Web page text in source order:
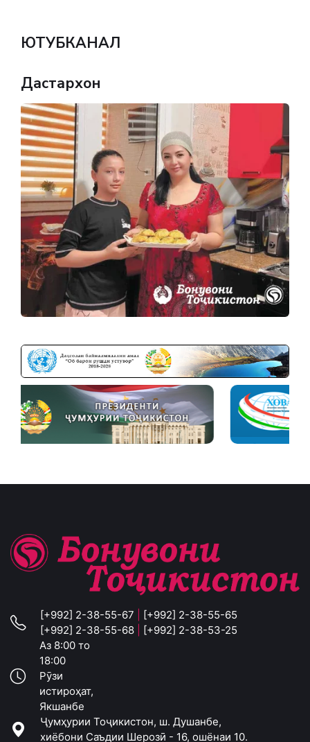
ЮТУБКАНАЛ
Дастархон
[+992] 2-38-55-67
[+992] 2-38-55-65
[+992] 2-38-55-68
[+992] 2-38-53-25
Аз 8:00 то
18:00
Рӯзи
истироҳат,
Якшанбе
Ҷумҳурии Тоҷикистон, ш. Душанбе,
хиёбони Саъдии Шерозӣ - 16, ошёнаи 10.